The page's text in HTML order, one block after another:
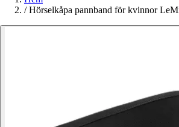
/ Hörselkåpa pannband för kvinnor